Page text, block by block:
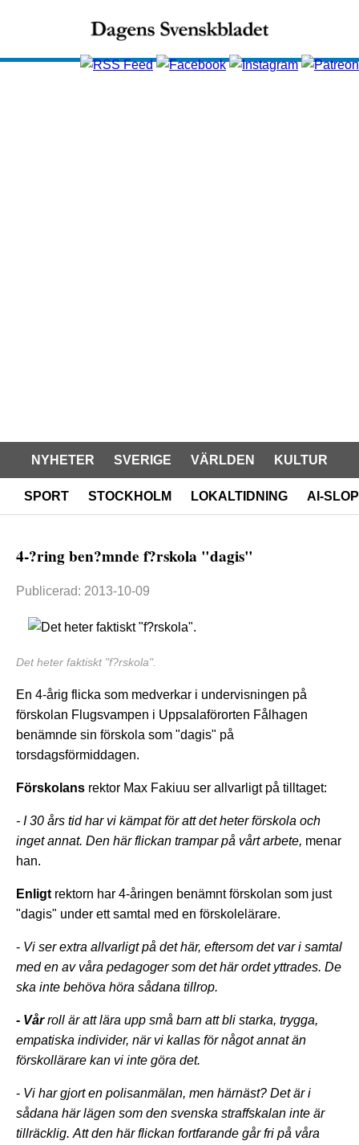
NYHETER SVERIGE VÄRLDEN KULTUR
SPORT STOCKHOLM LOKALTIDNING AI-SLOP
4-?ring ben?mnde f?rskola "dagis"
Publicerad: 2013-10-09
Det heter faktiskt "f?rskola".
En 4-årig flicka som medverkar i undervisningen på
förskolan Flugsvampen i Uppsalaförorten Fålhagen
benämnde sin förskola som "dagis" på
torsdagsförmiddagen.
Förskolans rektor Max Fakiuu ser allvarligt på tilltaget:
- I 30 års tid har vi kämpat för att det heter förskola och
inget annat. Den här flickan trampar på vårt arbete, menar
han.
Enligt rektorn har 4-åringen benämnt förskolan som just
"dagis" under ett samtal med en förskolelärare.
- Vi ser extra allvarligt på det här, eftersom det var i samtal
med en av våra pedagoger som det här ordet yttrades. De
ska inte behöva höra sådana tillrop.
- Vårroll är att lära upp små barn att bli starka, trygga,
empatiska individer, när vi kallas för något annat än
förskollärare kan vi inte göra det.
- Vi har gjort en polisanmälan, men härnäst? Det är i
sådana här lägen som den svenska straffskalan inte är
tillräcklig. Att den här flickan fortfarande går fri på våra